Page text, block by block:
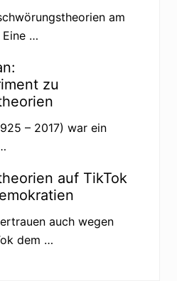
am
Eine …
zu
– 2017) war ein
auf TikTok
auch wegen
dem …